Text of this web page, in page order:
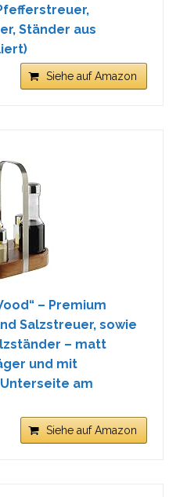
Ständer aus
Siehe auf Amazon
– Premium
Salzstreuer, sowie
– matt
und mit
am
Siehe auf Amazon